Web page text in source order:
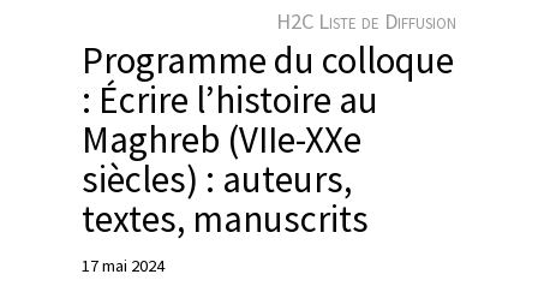
H2C Liste de Diffusion
Programme du colloque
: Écrire l’histoire au
Maghreb (VIIe-XXe
siècles) : auteurs,
textes, manuscrits
17 mai 2024